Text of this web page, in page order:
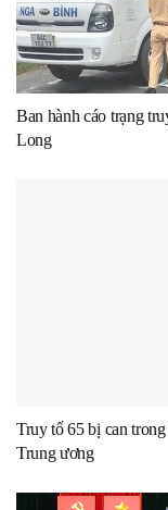
Ban hành cáo trạng
Long
Truy tố 65 bị can trong
Trung ương